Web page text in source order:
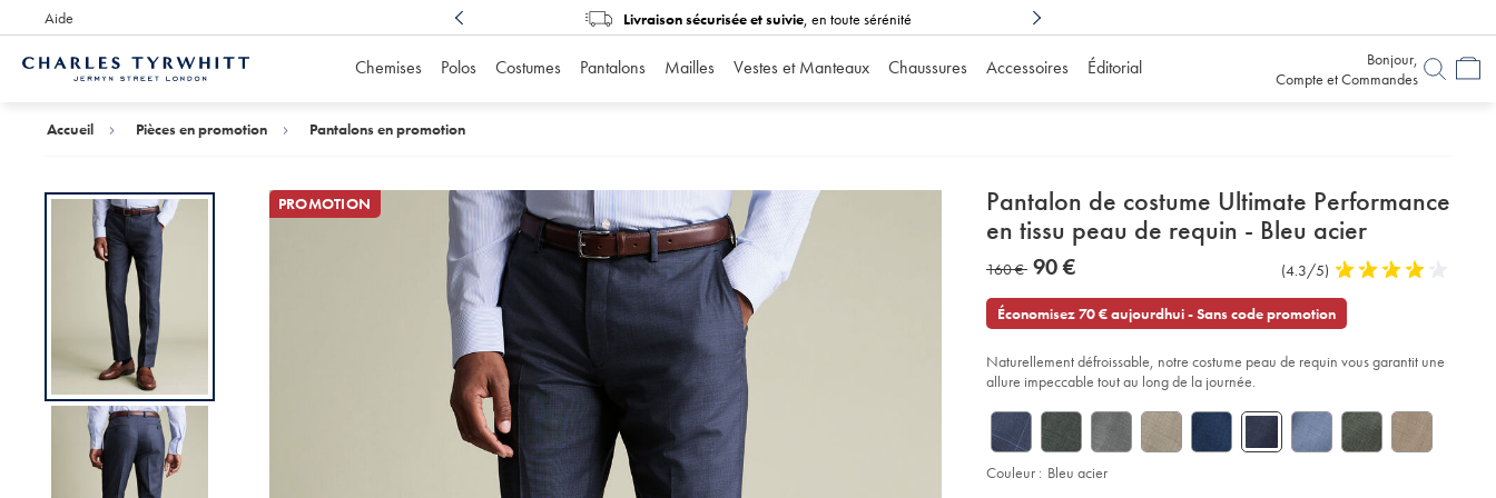
Aide
Un service client récompensé Livraison sécurisée et suivie, en toute sérénité
Chemises Polos Costumes Pantalons Mailles Vestes et Manteaux Chaussures Accessoires Éditorial
Bonjour,
Compte et Commandes
Accueil Pièces en promotion Pantalons en promotion
PROMOTION
details
about
product:
Pantalon de costume Ultimate Performance
en tissu peau de requin - Bleu acier
Details
https://www.charlestyrwhitt.com/fr/pantalon-
de-
ultimate-
performance-
en-
peau-
de-
requin-
acier/SUT0322STL.html?
was
160
€
160 € now
€
90 €
Commentaires
l’article
(4.3/5) 4,3
out
of
stars
Économisez 70 € aujourdhui - Sans code promotion
Naturellement défroissable, notre costume peau de requin vous garantit une
allure impeccable tout au long de la journée.
Couleur : Bleu acier